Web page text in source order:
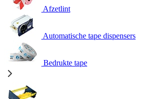
Afzetlint
Automatische tape dispensers
Bedrukte tape